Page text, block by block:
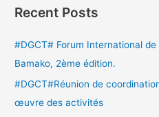
Recent Posts
#DGCT# Forum International
Bamako, 2ème édition.
#DGCT#Réunion de
œuvre des activités